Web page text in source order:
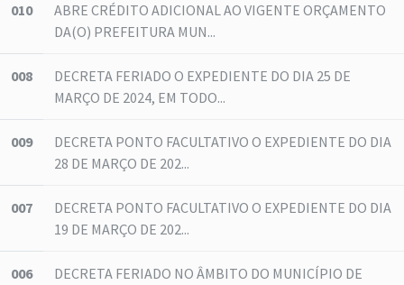
010
ABRE CRÉDITO ADICIONAL AO VIGENTE ORÇAMENTO
DA(O) PREFEITURA MUN...
008
DECRETA FERIADO O EXPEDIENTE DO DIA 25 DE
MARÇO DE 2024, EM TODO...
009
DECRETA PONTO FACULTATIVO O EXPEDIENTE DO DIA
28 DE MARÇO DE 202...
007
DECRETA PONTO FACULTATIVO O EXPEDIENTE DO DIA
19 DE MARÇO DE 202...
006
DECRETA FERIADO NO ÂMBITO DO MUNICÍPIO DE